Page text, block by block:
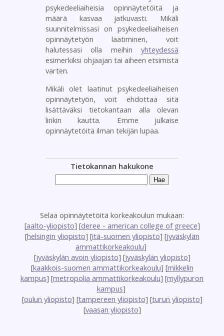
psykedeeliaiheisia opinnäytetöitä ja
määrä kasvaa jatkuvasti. Mikäli
suunnitelmissasi on psykedeeliaiheisen
opinnäytetyön laatiminen, voit
halutessasi olla meihin yhteydessä
esimerkiksi ohjaajan tai aiheen etsimistä
varten.
Mikäli olet laatinut psykedeeliaiheisen
opinnäytetyön, voit ehdottaa sitä
lisättäväksi tietokantaan alla olevan
linkin kautta. Emme julkaise
opinnäytetöitä ilman tekijän lupaa.
Tietokannan hakukone
Selaa opinnäytetöitä korkeakoulun mukaan:
[aalto-yliopisto] [deree - american college of greece]
[helsingin yliopisto] [itä-suomen yliopisto] [jyväskylän
ammattikorkeakoulu]
[jyväskylän avoin yliopisto] [jyväskylän yliopisto]
[kaakkois-suomen ammattikorkeakoulu] [mikkelin
kampus] [metropolia ammattikorkeakoulu] [myllypuron
kampus]
[oulun yliopisto] [tampereen yliopisto] [turun yliopisto]
[vaasan yliopisto]